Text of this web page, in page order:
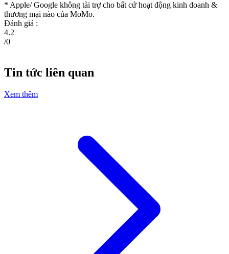
* Apple/ Google không tài trợ cho bất cứ hoạt động kinh doanh &
thương mại nào của MoMo.
Đánh giá :
4.2
/0
Tin tức liên quan
Xem thêm